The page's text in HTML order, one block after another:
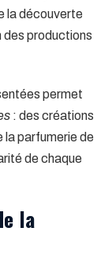
la découverte
des productions
permet
: des créations
la parfumerie de
de chaque
la